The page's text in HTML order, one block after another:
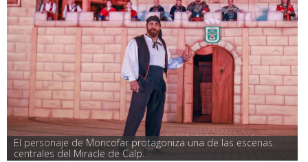
El personaje de Moncofar protagoniza una de las escenas
centrales del Miracle de Calp.